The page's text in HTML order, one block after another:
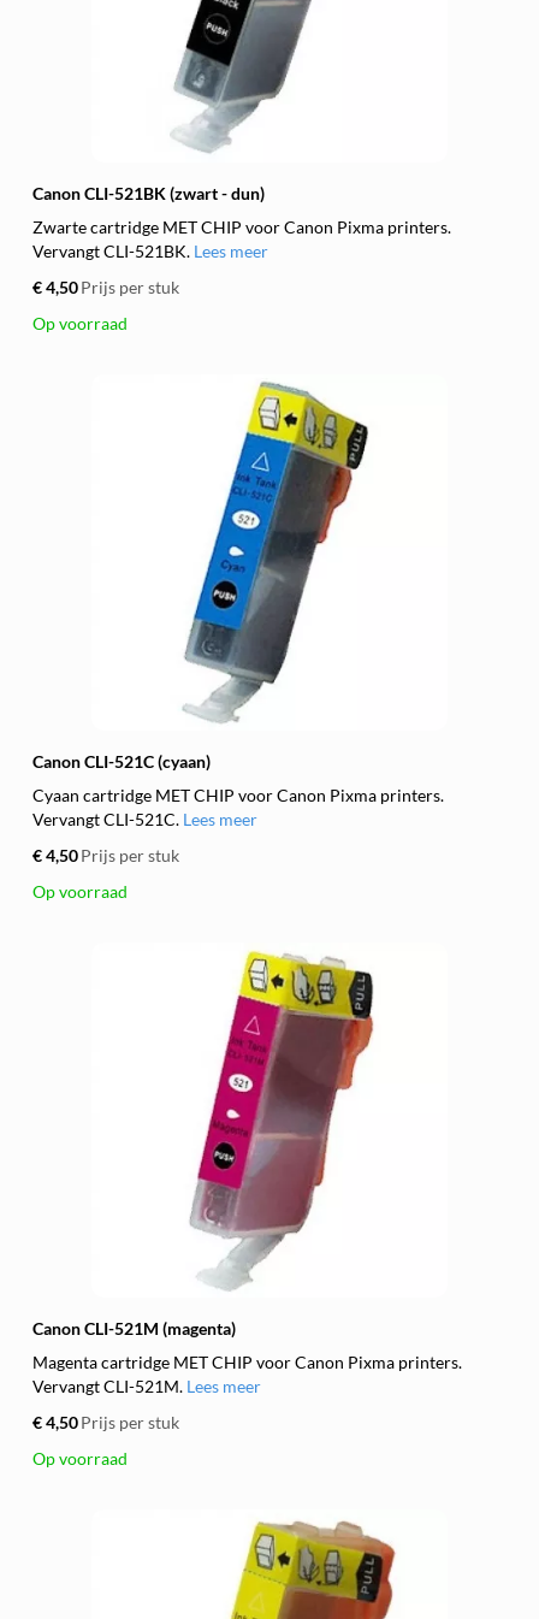
Canon CLI-521BK (zwart - dun)
Zwarte cartridge MET CHIP voor Canon Pixma printers.
Vervangt CLI-521BK. Lees meer
€ 4,50Prijs per stuk
Op voorraad
Canon CLI-521C (cyaan)
Cyaan cartridge MET CHIP voor Canon Pixma printers.
Vervangt CLI-521C. Lees meer
€ 4,50Prijs per stuk
Op voorraad
Canon CLI-521M (magenta)
Magenta cartridge MET CHIP voor Canon Pixma printers.
Vervangt CLI-521M. Lees meer
€ 4,50Prijs per stuk
Op voorraad